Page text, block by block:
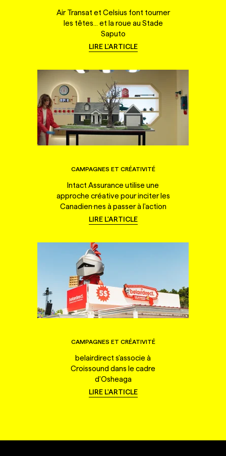
Air Transat et Celsius font tourner
les têtes... et la roue au Stade
Saputo
LIRE L'ARTICLE
CAMPAGNES ET CRÉATIVITÉ
Intact Assurance utilise une
approche créative pour inciter les
Canadien·nes à passer à l'action
LIRE L'ARTICLE
CAMPAGNES ET CRÉATIVITÉ
belairdirect s'associe à
Croissound dans le cadre
d'Osheaga
LIRE L'ARTICLE